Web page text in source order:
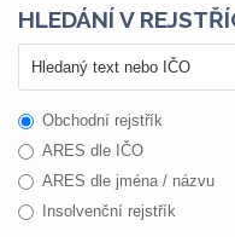
HLEDÁNÍ V
Obchodní rejstřík
ARES dle IČO
ARES dle jména / názvu
Insolvenční rejstřík